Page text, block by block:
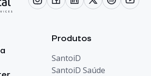
Produtos
SantoiD
SantoiD Saúde